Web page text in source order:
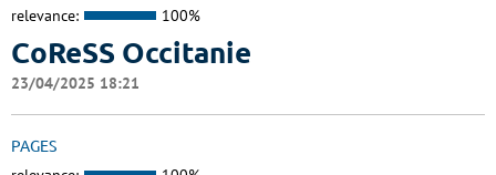
relevance: 100%
CoReSS Occitanie
23/04/2025 18:21
PAGES